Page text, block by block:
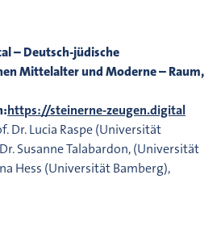
– Deutsch-jüdische
Mittelalter und Moderne – Raum,
https://steinerne-zeugen.digital
Dr. Lucia Raspe (Universität
Susanne Talabardon, (Universität
Hess (Universität Bamberg),